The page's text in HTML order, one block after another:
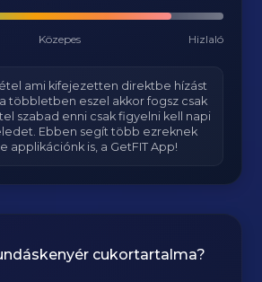
Közepes Hizlaló
ami kifejezetten direktbe hízást
többletben eszel akkor fogsz csak
szabad enni csak figyelni kell napi
Ebben segít több ezreknek
applikációnk is, a GetFIT App!
cukortartalma?